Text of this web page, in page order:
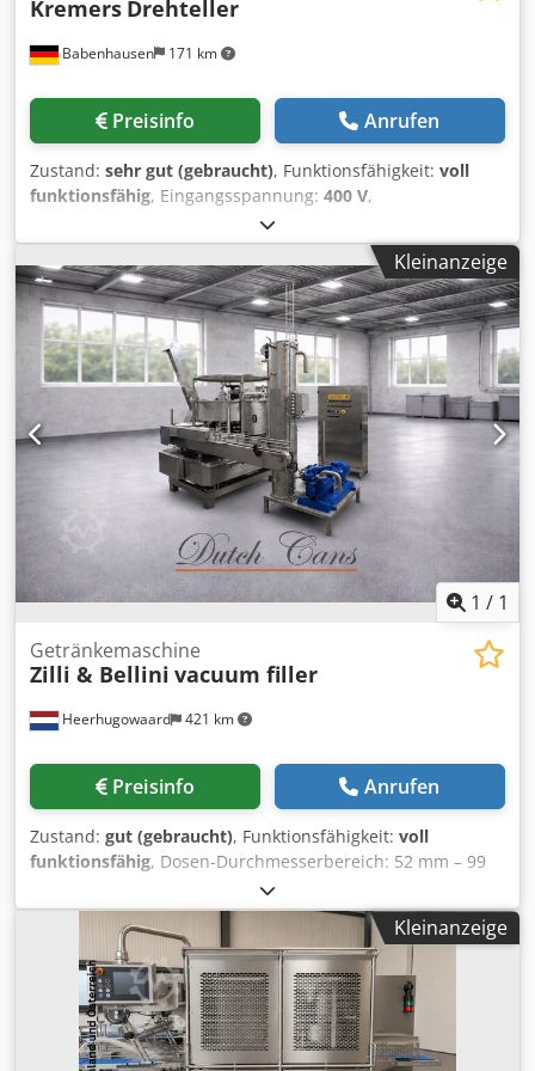
Babenhausen 171 km
Kremers Drehteller
Preisinfo Anrufen
Zustand: sehr gut (gebraucht), Funktionsfähigkeit: voll
funktionsfähig, Eingangsspannung: 400 V,
, DGUV geprüft bis:
des Eingangsstroms:Drehstrom, Kremers Drehteller/tisch
für Verpackung Credpfx Aiozhra Aopef Drehtisch zum
Sammeln fertiger Produkte Tellerschwindigkeit stufenlos
verstellbar robuste Bauart in Edelstahlausführung
Drehteller, Drehtische und Drehkörbe – robustes Zubehör
für Ihre Abfüll- und Verpackungslinie nur bei uns DGUV V3
geprüft Füße höhenverstellbar Maße ca.: 1200 x 1200 x 850
mm, BxTxH Anschluss 380 V Gebrauchtgerät NEUwertig
Viele weitere Maschinen haben wir im Lager!
Kleinanzeige
1 / 1
Heerhugowaard 421 km
Getränkemaschine
Zilli & Bellini vacuum filler
Preisinfo Anrufen
Zustand: gut (gebraucht), Funktionsfähigkeit: voll
funktionsfähig, Dosen-Durchmesserbereich: 52 mm – 99
mm Dosen-Höhenbereich: 50 mm – 140 mm Anzahl der
Stationen: 15 Kapazität: bis zu 200–225 Dosen pro Minute
Cedpfxozpyfve Aipjrf
Kleinanzeige